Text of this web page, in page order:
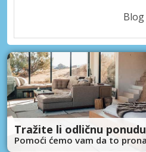
Blog
Tražite li odličnu
Pomoći ćemo vam da to